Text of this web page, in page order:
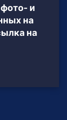
и
на
на